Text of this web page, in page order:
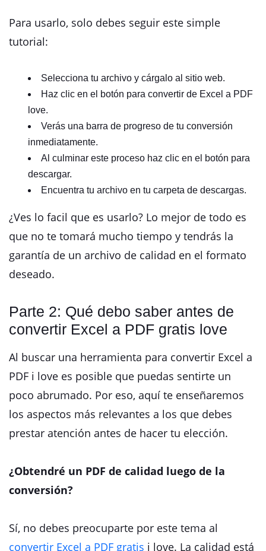
Para usarlo, solo debes seguir este simple
tutorial:
Selecciona tu archivo y cárgalo al sitio web.
Haz clic en el botón para convertir de Excel a PDF
love.
Verás una barra de progreso de tu conversión
inmediatamente.
Al culminar este proceso haz clic en el botón para
descargar.
Encuentra tu archivo en tu carpeta de descargas.
¿Ves lo facil que es usarlo? Lo mejor de todo es
que no te tomará mucho tiempo y tendrás la
garantía de un archivo de calidad en el formato
deseado.
Parte 2: Qué debo saber antes de
convertir Excel a PDF gratis love
Al buscar una herramienta para convertir Excel a
PDF i love es posible que puedas sentirte un
poco abrumado. Por eso, aquí te enseñaremos
los aspectos más relevantes a los que debes
prestar atención antes de hacer tu elección.
¿Obtendré un PDF de calidad luego de la
conversión?
Sí, no debes preocuparte por este tema al
convertir Excel a PDF gratis i love. La calidad está